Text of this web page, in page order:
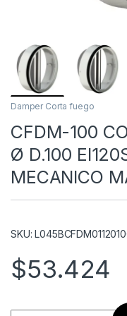
Damper Corta fuego
CFDM-100
Ø D.100
MECANICO
SKU:
$53.424